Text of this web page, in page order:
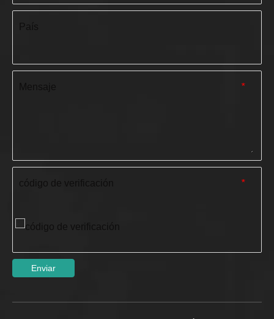
*
*
código de verificación
Enviar